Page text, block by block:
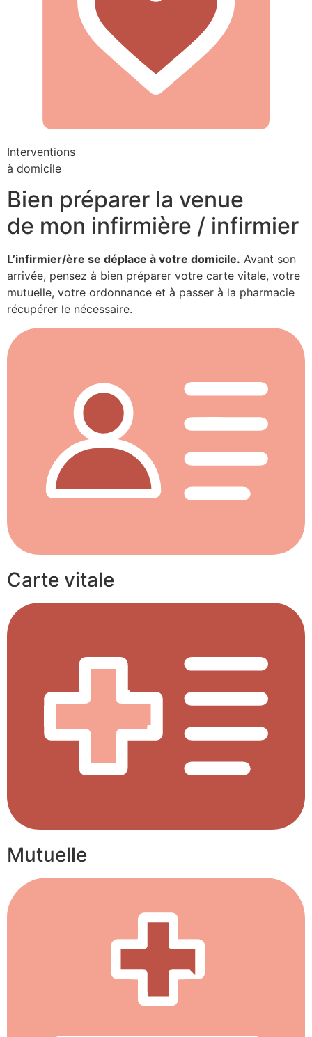
Interventions
à domicile
Bien préparer la venue
de mon infirmière / infirmier
L’infirmier/ère se déplace à votre domicile. Avant son
arrivée, pensez à bien préparer votre carte vitale, votre
mutuelle, votre ordonnance et à passer à la pharmacie
récupérer le nécessaire.
Carte vitale
Mutuelle